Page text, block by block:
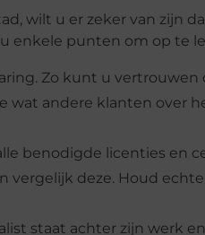
wilt u er zeker van zijn
enkele punten om op te
Zo kunt u vertrouwen
wat andere klanten over
benodigde licenties en
vergelijk deze. Houd
staat achter zijn werk